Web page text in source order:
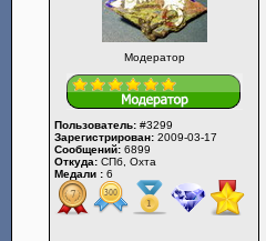
Модератор
Пользователь: #3299
Зарегистрирован: 2009-03-17
Сообщений: 6899
Откуда: СПб, Охта
Медали : 6